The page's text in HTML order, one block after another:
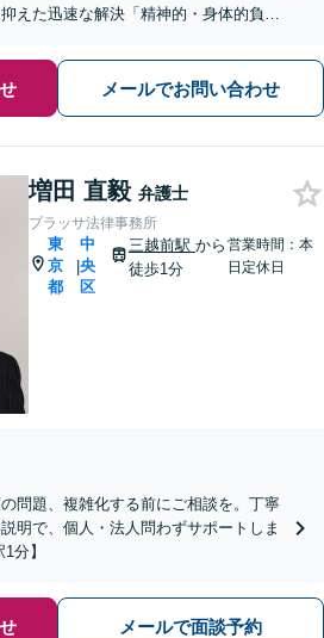
えた迅速な解決「精神的・身体的負担
メールでお問い合わせ
増田 直毅 弁護士
プラッサ法律事務所
東
京
都
|
中
央
区
三越前駅 から
徒歩1分
営業時間：本
日定休日
問題、複雑化する前にご相談を。丁寧
明で、個人・法人問わずサポートしま
分】
メールで面談予約